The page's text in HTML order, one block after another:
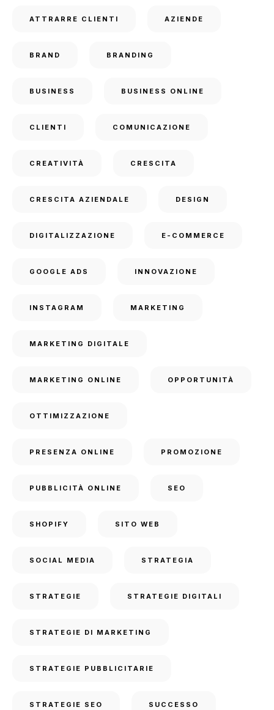
ATTRARRE CLIENTI AZIENDE
BRAND BRANDING
BUSINESS BUSINESS ONLINE
CLIENTI COMUNICAZIONE
CREATIVITÀ CRESCITA
CRESCITA AZIENDALE DESIGN
DIGITALIZZAZIONE E-COMMERCE
GOOGLE ADS INNOVAZIONE
INSTAGRAM MARKETING
MARKETING DIGITALE
MARKETING ONLINE OPPORTUNITÀ
OTTIMIZZAZIONE
PRESENZA ONLINE PROMOZIONE
PUBBLICITÀ ONLINE SEO
SHOPIFY SITO WEB
SOCIAL MEDIA STRATEGIA
STRATEGIE STRATEGIE DIGITALI
STRATEGIE DI MARKETING
STRATEGIE PUBBLICITARIE
STRATEGIE SEO SUCCESSO